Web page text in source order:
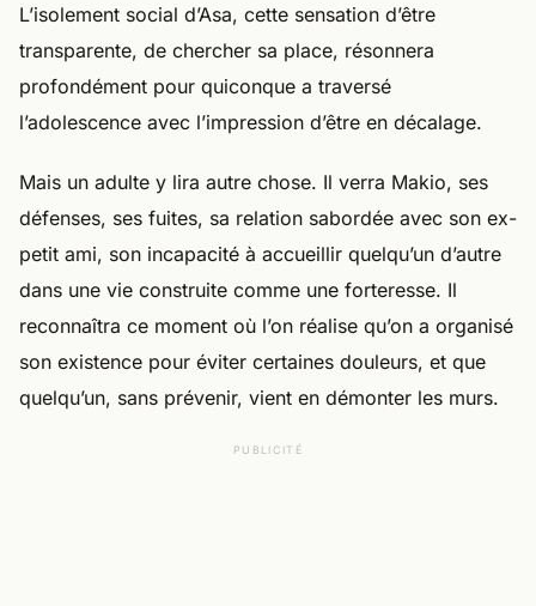
L’isolement social d’Asa, cette sensation d’être
transparente, de chercher sa place, résonnera
profondément pour quiconque a traversé
l’adolescence avec l’impression d’être en décalage.
Mais un adulte y lira autre chose. Il verra Makio, ses
défenses, ses fuites, sa relation sabordée avec son ex-
petit ami, son incapacité à accueillir quelqu’un d’autre
dans une vie construite comme une forteresse. Il
reconnaîtra ce moment où l’on réalise qu’on a organisé
son existence pour éviter certaines douleurs, et que
quelqu’un, sans prévenir, vient en démonter les murs.
PUBLICITÉ